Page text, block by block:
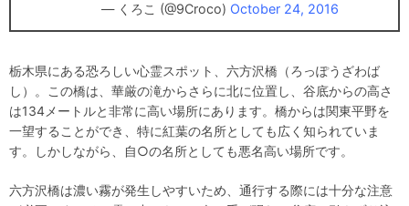
— くろこ (@9Croco) October 24, 2016
栃木県にある恐ろしい心霊スポット、六方沢橋（ろっぽうざわば
し）。この橋は、華厳の滝からさらに北に位置し、谷底からの高さ
は134メートルと非常に高い場所にあります。橋からは関東平野を
一望することができ、特に紅葉の名所としても広く知られていま
す。しかしながら、自○の名所としても悪名高い場所です。
六方沢橋は濃い霧が発生しやすいため、通行する際には十分な注意